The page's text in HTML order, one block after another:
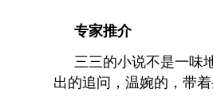
专家推介
三三的小说不是一味
出的追问，温婉的，带着